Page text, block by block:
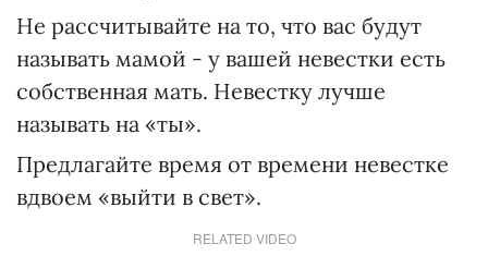
Не рассчитывайте на то, что вас будут
называть мамой - у вашей невестки есть
собственная мать. Невестку лучше
называть на «ты».
Предлагайте время от времени невестке
вдвоем «выйти в свет».
RELATED VIDEO